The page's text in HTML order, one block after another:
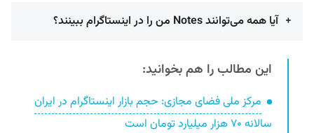
آیا همه می‌توانند Notes من را در اینستاگرام ببینند؟
این مطالب را هم بخوانید:
مرکز ملی فضای مجازی: حجم بازار اینستاگرام در ایران
سالانه ۷۰ هزار میلیارد تومان است